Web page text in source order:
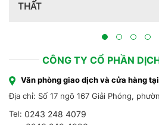
Trang trí nội thất theo phong
CÔNG TY CỔ PHẦN
Văn phòng giao dịch và cửa hàng
Địa chỉ: Số 17 ngõ 167 Giải Phóng,
Tel: 0243 248 4079